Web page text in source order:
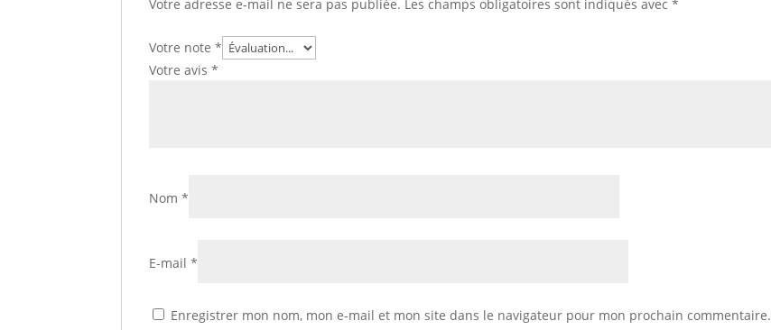
Votre adresse e-mail ne sera pas publiée. Les champs obligatoires sont indiqués avec*
Votre note*
Votre avis*
Nom*
E-mail*
Enregistrer mon nom, mon e-mail et mon site dans le navigateur pour mon prochain commentaire.